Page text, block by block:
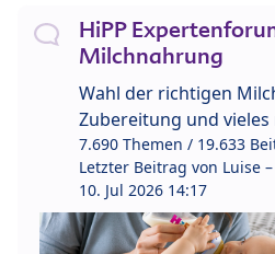
HiPP
Milchnahrung
Wahl der richtigen
Zubereitung und vieles
7.690 Themen / 19.633
Letzter Beitrag von Luise
10. Jul 2026 14:17